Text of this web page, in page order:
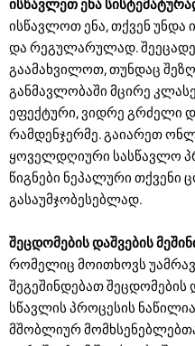
ისწავლეთ ენა
ისწავლოთ ენა, თქვენ უნდა
და რეგულარულად.
გაამახვილოთ, თუნდაც
განმავლობაში მცირე
ეფექტური, ვიდრე გრძელი
რამდენჯერმე. გაიარეთ
ყოველდღიური სასწავლო
წიგნები ნეპალური თქვენი
გასაუმჯობესებლად.
შეცდომების დაშვების
რომელიც მოითხოვს
შეგეშინდებათ შეცდომების
სწავლის პროცესის
მშობლიურ